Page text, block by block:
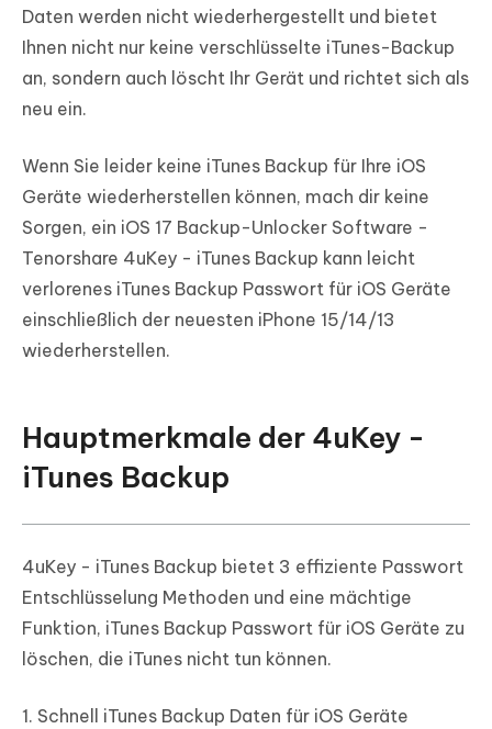
Daten werden nicht wiederhergestellt und bietet
Ihnen nicht nur keine verschlüsselte iTunes-Backup
an, sondern auch löscht Ihr Gerät und richtet sich als
neu ein.
Wenn Sie leider keine iTunes Backup für Ihre iOS
Geräte wiederherstellen können, mach dir keine
Sorgen, ein iOS 17 Backup-Unlocker Software -
Tenorshare 4uKey - iTunes Backup kann leicht
verlorenes iTunes Backup Passwort für iOS Geräte
einschließlich der neuesten iPhone 15/14/13
wiederherstellen.
Hauptmerkmale der 4uKey -
iTunes Backup
4uKey - iTunes Backup bietet 3 effiziente Passwort
Entschlüsselung Methoden und eine mächtige
Funktion, iTunes Backup Passwort für iOS Geräte zu
löschen, die iTunes nicht tun können.
1. Schnell iTunes Backup Daten für iOS Geräte